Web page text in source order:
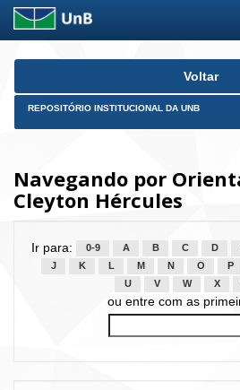
Skip
Voltar
REPOSITÓRIO INSTITUCIONAL DA UNB
Navegando por
Cleyton Hércules
Ir para: 0-9 A B C D
J
K L M N O P
U
V W X
ou entre com as